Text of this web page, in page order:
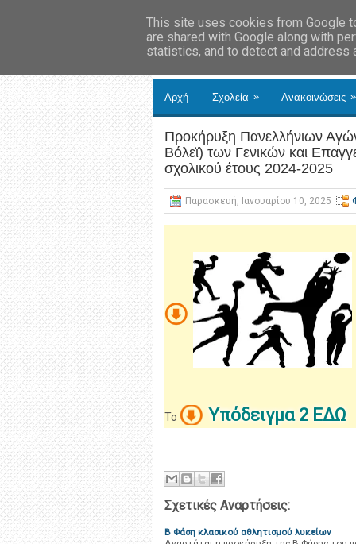
Αρχή Σχολεία » Ανακοινώσεις »
Προκήρυξη Πανελλήνιων
Βόλεϊ) των Γενικών και
σχολικού έτους 2024-2025
Παρασκευή, Ιανουαρίου 10, 2025
Το Υπόδειγμα 2 ΕΔΩ
Σχετικές Αναρτήσεις:
B Φάση κλασικού αθλητισμού λυκείων
This site uses cookies from Google
are shared with Google along with
statistics, and to detect and address